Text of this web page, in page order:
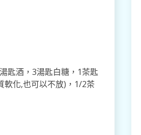
匙酒，3湯匙白糖，1茶匙
軟化,也可以不放)，1/2茶